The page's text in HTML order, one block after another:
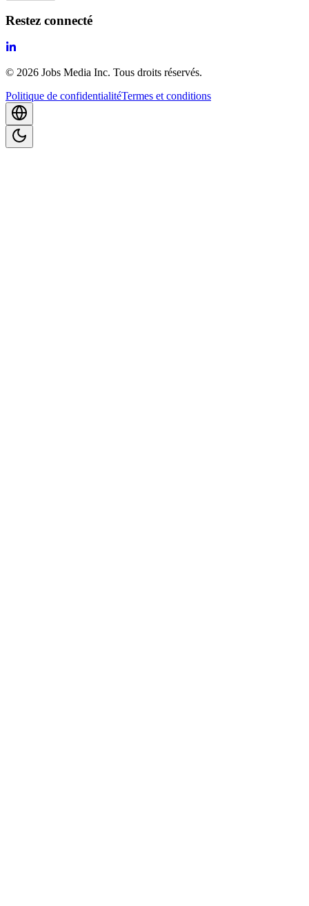
Restez connecté
© 2026 Jobs Media Inc. Tous droits réservés.
Politique de confidentialitéTermes et conditions